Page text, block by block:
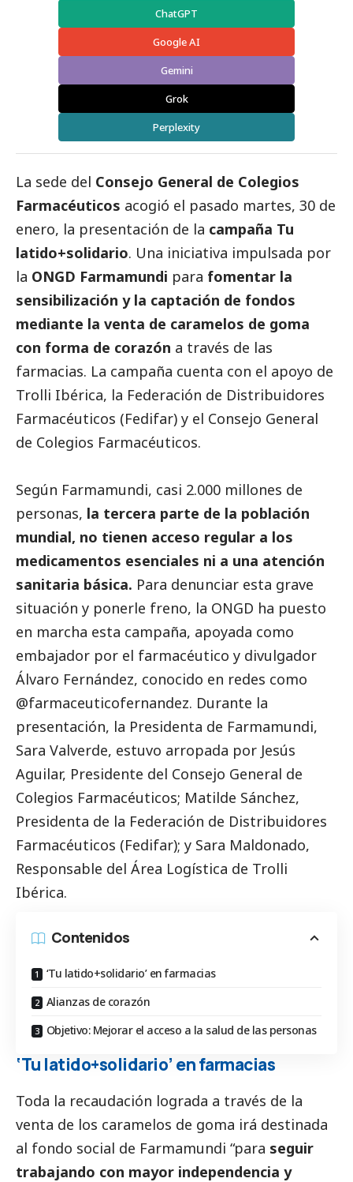
ChatGPT
Google AI
Gemini
Grok
Perplexity
La sede del Consejo General de Colegios
Farmacéuticos acogió el pasado martes, 30 de
enero, la presentación de la campaña Tu
latido+solidario. Una iniciativa impulsada por
la ONGD Farmamundi para fomentar la
sensibilización y la captación de fondos
mediante la venta de caramelos de goma
con forma de corazón a través de las
farmacias. La campaña cuenta con el apoyo de
Trolli Ibérica, la Federación de Distribuidores
Farmacéuticos (Fedifar) y el Consejo General
de Colegios Farmacéuticos.
Según Farmamundi, casi 2.000 millones de
personas, la tercera parte de la población
mundial, no tienen acceso regular a los
medicamentos esenciales ni a una atención
sanitaria básica. Para denunciar esta grave
situación y ponerle freno, la ONGD ha puesto
en marcha esta campaña, apoyada como
embajador por el farmacéutico y divulgador
Álvaro Fernández, conocido en redes como
@farmaceuticofernandez. Durante la
presentación, la Presidenta de Farmamundi,
Sara Valverde, estuvo arropada por Jesús
Aguilar, Presidente del Consejo General de
Colegios Farmacéuticos; Matilde Sánchez,
Presidenta de la Federación de Distribuidores
Farmacéuticos (Fedifar); y Sara Maldonado,
Responsable del Área Logística de Trolli
Ibérica.
Contenidos
‘Tu latido+solidario’ en farmacias
Alianzas de corazón
Objetivo: Mejorar el acceso a la salud de las personas
‘Tu latido+solidario’ en farmacias
Toda la recaudación lograda a través de la
venta de los caramelos de goma irá destinada
al fondo social de Farmamundi “para seguir
trabajando con mayor independencia y